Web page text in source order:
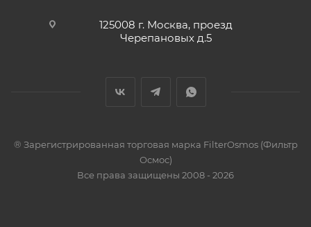
125008 г. Москва, проезд
Черепановых д.5
® Зарегистрированная торговая марка FilterOsmos (Фильтр
Осмос)
Все права защищены 2008 - 2026